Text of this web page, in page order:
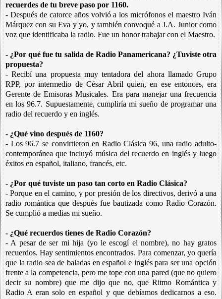
recuerdes de tu breve paso por 1160.
- Después de catorce años volvió a los micrófonos el maestro Iván
Márquez con su Eva y yo, y también convoqué a J.A. Junior como
voz que identificaba la radio. Fue un honor trabajar con el Maestro.
- ¿Por qué fue tu salida de Radio Panamericana? ¿Tuviste otra
propuesta?
- Recibí una propuesta muy tentadora del ahora llamado Grupo
RPP, por intermedio de César Abril quien, en ese entonces, era
Gerente de Emisoras Musicales. Era para manejar una frecuencia
en los 96.7. Supuestamente, cumpliría mi sueño de programar una
radio del recuerdo y en inglés.
- ¿Qué vino después de 1160?
- Los 96.7 se convirtieron en Radio Clásica 96, una radio adulto-
contemporánea que incluyó música del recuerdo en inglés y luego
éxitos en español, italiano, francés, etc.
- ¿Por qué tuviste un paso tan corto en Radio Clásica?
- Porque en el camino, y por presión de los directivos, derivó a una
radio romántica que después fue bautizada como Radio Corazón.
Se cumplió a medias mi sueño.
- ¿Qué recuerdos tienes de Radio Corazón?
-A pesar de ser mi hija (yo le escogí el nombre), no hay gratos
recuerdos. Hay sentimientos encontrados. Para comenzar, yo quería
que la radio sea de baladas en español e inglés para ser una opción
frente a la competencia, pero me tope con una pared (que no quiero
decir su nombre) que me dijo que no, que Ritmo Romántica y
Radio A eran solo en español y que debíamos dedicarnos a eso.